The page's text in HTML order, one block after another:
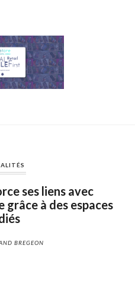
ses liens avec
grâce à des espaces
BREGEON